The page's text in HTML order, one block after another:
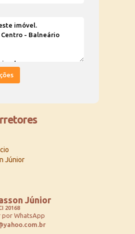
Júnior
20168
por WhatsApp